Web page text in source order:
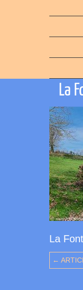
La
La
←